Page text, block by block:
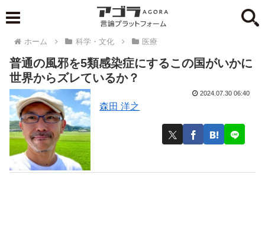
ホーム 科学・文化 医療
普通の風邪を5類感染症にするこの国がいかに
世界からズレているか？
森田 洋之
2024.07.30 06:40